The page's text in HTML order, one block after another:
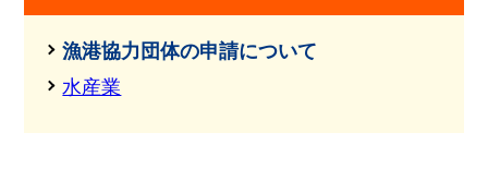
漁港協力団体の申請について
水産業